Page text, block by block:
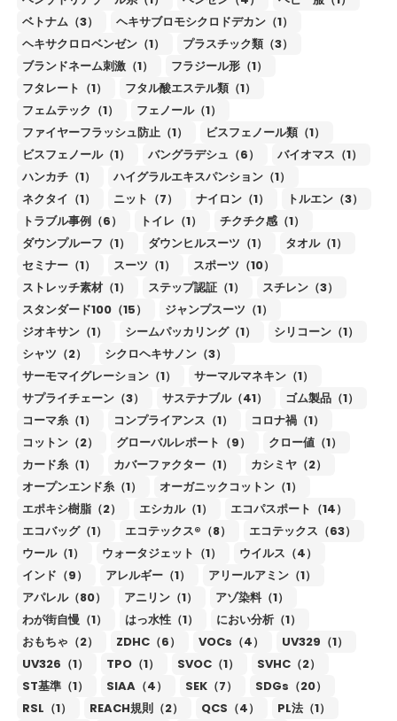
ベトナム（3）
ヘキサブロモシクロドデカン（1）
ヘキサクロロベンゼン（1）
プラスチック類（3）
ブランドネーム刺激（1）
フラジール形（1）
フタレート（1）
フタル酸エステル類（1）
フェムテック（1）
フェノール（1）
ファイヤーフラッシュ防止（1）
ビスフェノール類（1）
ビスフェノール（1）
バングラデシュ（6）
バイオマス（1）
ハンカチ（1）
ハイグラルエキスパンション（1）
ネクタイ（1）
ニット（7） ナイロン（1）
トルエン（3）
トラブル事例（6）
トイレ（1）
チクチク感（1）
ダウンプルーフ（1）
ダウンヒルスーツ（1）
タオル（1）
セミナー（1）
スーツ（1）
スポーツ（10）
ストレッチ素材（1）
ステップ認証（1）
スチレン（3）
スタンダード100（15）
ジャンプスーツ（1）
ジオキサン（1）
シームパッカリング（1）
シリコーン（1）
シャツ（2）
シクロヘキサノン（3）
サーモマイグレーション（1）
サーマルマネキン（1）
サプライチェーン（3）
サステナブル（41）
ゴム製品（1）
コーマ糸（1）
コンプライアンス（1）
コロナ禍（1）
コットン（2）
グローバルレポート（9）
クロー値（1）
カード糸（1）
カバーファクター（1）
カシミヤ（2）
オープンエンド糸（1）
オーガニックコットン（1）
エポキシ樹脂（2）
エシカル（1）
エコパスポート（14）
エコバッグ（1）
エコテックス®（8）
エコテックス（63）
ウール（1）
ウォータジェット（1）
ウイルス（4）
インド（9）
アレルギー（1）
アリールアミン（1）
アパレル（80）
アニリン（1）
アゾ染料（1）
わが街自慢（1）
はっ水性（1）
におい分析（1）
おもちゃ（2）
ZDHC（6） VOCs（4）
UV329（1）
UV326（1）
TPO（1） SVOC（1）
SVHC（2）
ST基準（1）
SIAA（4） SEK（7）
SDGs（20）
RSL（1）
REACH規則（2） QCS（4）
PL法（1）